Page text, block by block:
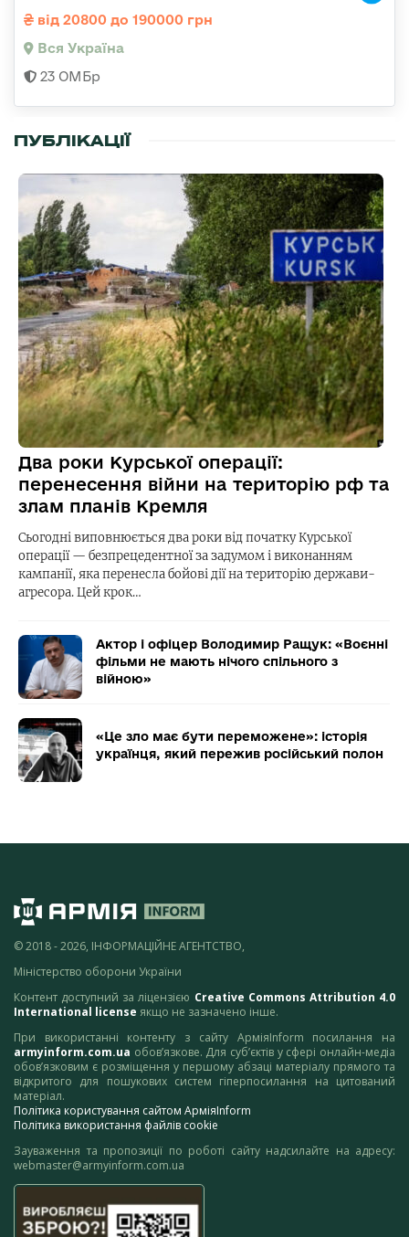
від 20800 до 190000 грн
Вся Україна
23 ОМБр
ПУБЛІКАЦІЇ
Два роки Курської операції:
перенесення війни на територію рф та
злам планів Кремля
Сьогодні виповнюється два роки від початку Курської
операції — безпрецедентної за задумом і виконанням
кампанії, яка перенесла бойові дії на територію держави-
агресора. Цей крок…
Актор і офіцер Володимир Ращук: «Воєнні
фільми не мають нічого спільного з
війною»
«Це зло має бути переможене»: історія
українця, який пережив російський полон
© 2018 - 2026, ІНФОРМАЦІЙНЕ АГЕНТСТВО,
Міністерство оборони України
Контент доступний за ліцензією Creative Commons Attribution 4.0
International license якщо не зазначено інше.
При використанні контенту з сайту АрміяInform посилання на
armyinform.com.ua обов’язкове. Для суб’єктів у сфері онлайн-медіа
обов’язковим є розміщення у першому абзаці матеріалу прямого та
відкритого для пошукових систем гіперпосилання на цитований
матеріал.
Політика користування сайтом АрміяInform
Політика використання файлів cookie
Зауваження та пропозиції по роботі сайту надсилайте на адресу:
webmaster@armyinform.com.ua